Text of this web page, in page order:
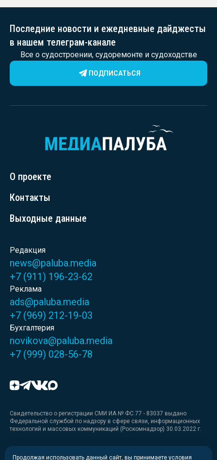
Последние новости и ежедневные дайджесты
в нашем телеграм-канале
Все о судостроении, судоремонте и судоходстве
ПОДПИСАТЬСЯ
О проекте
Контакты
Выходные данные
Редакция
news@paluba.media
+7 (911) 196-23-62
Реклама
ads@paluba.media
+7 (969) 212-19-03
Бухгалтерия
novikova@paluba.media
+7 (999) 028-56-78
Свидетельство о регистрации СМИ ИА № ФС 77 - 83037 выдано
Федеральной службой по надзору в сфере связи, информационных
технологий и массовых коммуникаций (Роскомнадзор) 30.03.2022 г.
Медиакит
Продолжая использовать данный сайт, вы принимаете условия